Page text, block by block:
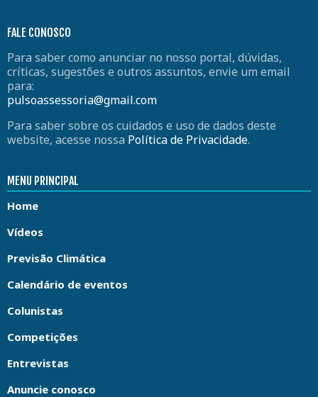
FALE CONOSCO
Para saber como anunciar no nosso portal, dúvidas,
críticas, sugestões e outros assuntos, envie um email
para:
pulsoassessoria@gmail.com
Para saber sobre os cuidados e uso de dados deste
website, acesse nossa Política de Privacidade.
MENU PRINCIPAL
Home
Vídeos
Previsão Climática
Calendário de eventos
Colunistas
Competições
Entrevistas
Anuncie conosco